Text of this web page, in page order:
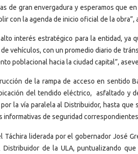
de gran envergadura y esperamos que
con la agenda de inicio oficial de la obra”,
interés estratégico para la entidad, ya
vehículos, con un promedio diario de
poblacional hacia la ciudad capital”,
de la rampa de acceso en sentido
del tendido eléctrico, asfaltado y
la vía paralela al Distribuidor, hasta que
informativas de seguridad
liderada por el gobernador José
de la ULA, puntualizando que